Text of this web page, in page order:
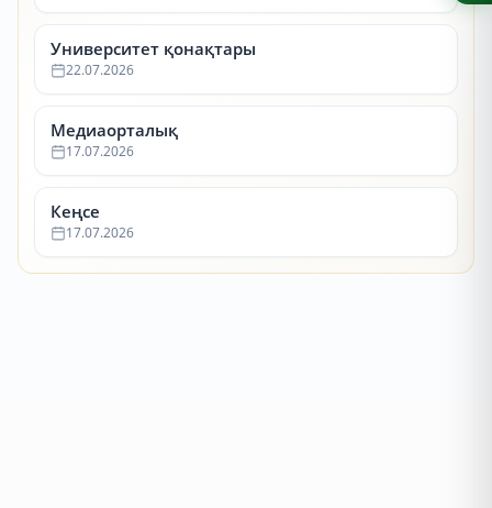
Университет қонақтары
22.07.2026
Медиаорталық
17.07.2026
Кеңсе
17.07.2026